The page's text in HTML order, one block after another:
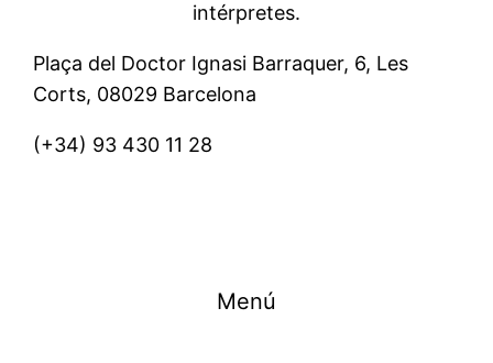
intérpretes.
Plaça del Doctor Ignasi Barraquer, 6, Les
Corts, 08029 Barcelona
(+34) 93 430 11 28
Menú